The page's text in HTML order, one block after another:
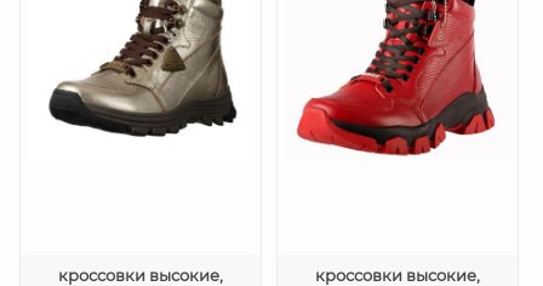
кроссовки высокие,
кроссовки высокие,